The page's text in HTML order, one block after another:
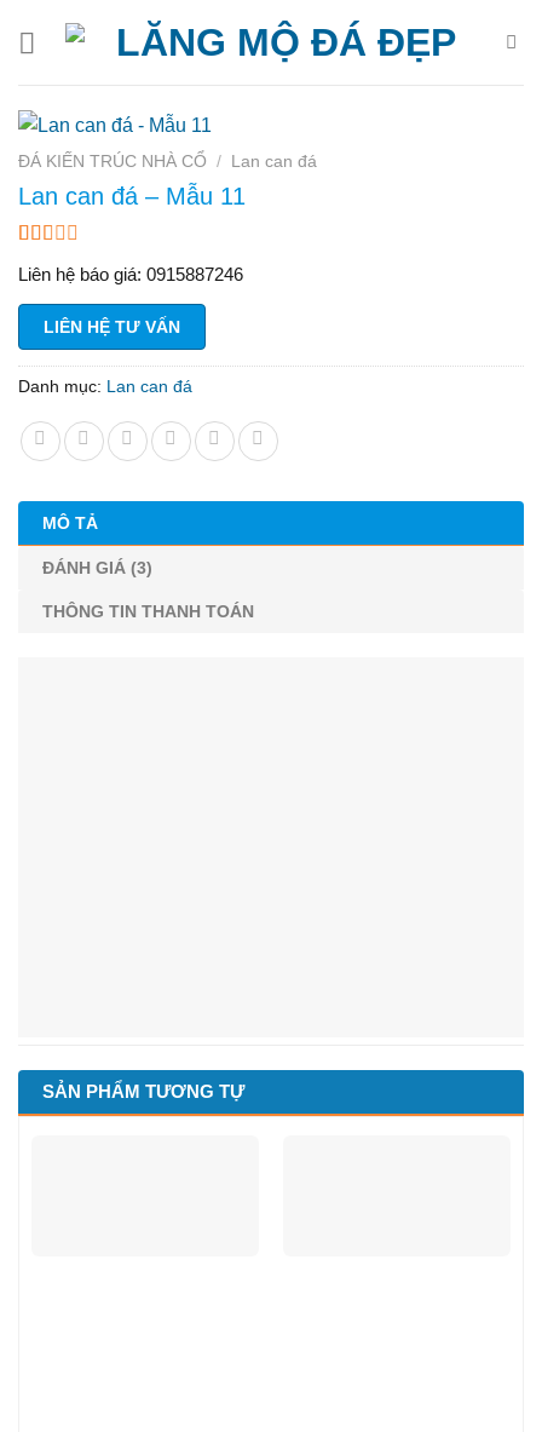
ĐÁ KIẾN TRÚC NHÀ CỔ / Lan can đá
Lan can đá – Mẫu 11
trên
5
dựa
trên
giá
Liên hệ báo giá: 0915887246
LIÊN HỆ TƯ VẤN
Danh mục: Lan can đá
MÔ TẢ
ĐÁNH GIÁ (3)
THÔNG TIN THANH TOÁN
SẢN PHẨM TƯƠNG TỰ